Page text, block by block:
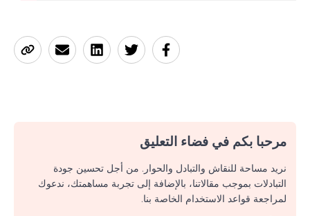
مرحبا بكم في فضاء التعليق
نريد مساحة للنقاش والتبادل والحوار. من أجل تحسين جودة
التبادلات بموجب مقالاتنا، بالإضافة إلى تجربة مساهمتك، ندعوك
لمراجعة قواعد الاستخدام الخاصة بنا.